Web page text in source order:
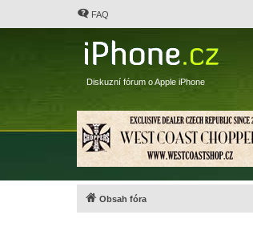
FAQ
Diskuzní fórum o Apple iPhone
Obsah fóra